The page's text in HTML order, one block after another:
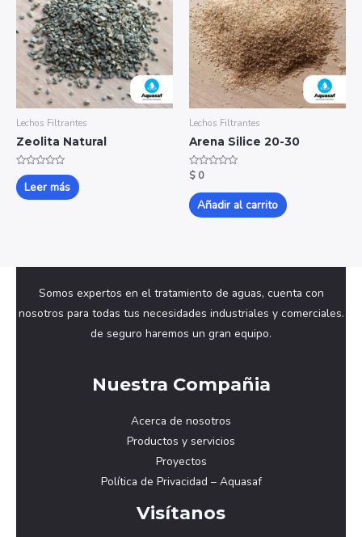
Lechos Filtrantes
Zeolita Natural
Valorado
con
0
de
Leer más
Lechos Filtrantes
Arena Silice 20-30
Valorado
con
de
5
$ 0
Añadir al carrito
Somos expertos en el tratamiento de aguas, cuenta con
nosotros para todas tus necesidades industriales y comerciales.
de seguro haremos un gran equipo.
Nuestra Compañia
Acerca de nosotros
Productos y servicios
Proyectos
Política de Privacidad – Aquasaf
Visítanos